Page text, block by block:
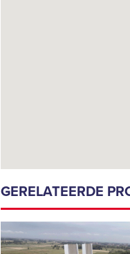
GERELATEERDE